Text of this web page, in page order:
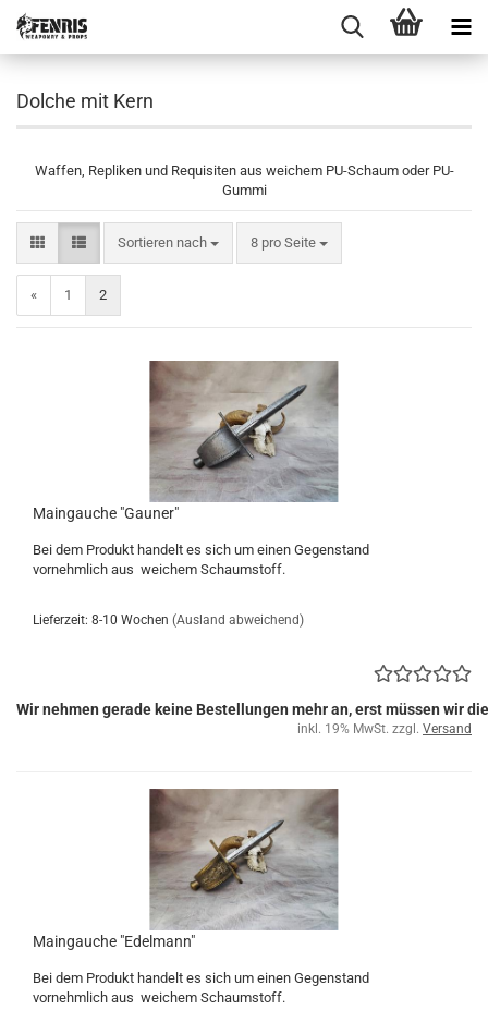
Dolche mit Kern
Waffen, Repliken und Requisiten aus weichem PU-Schaum oder PU-
Gummi
Sortieren nach
Sortieren nach 8 pro Seite
pro Seite
« 1 2
Maingauche "Gauner"
Bei dem Produkt handelt es sich um einen Gegenstand
vornehmlich aus weichem Schaumstoff.
Lieferzeit: 8-10 Wochen (Ausland abweichend)
Wir nehmen gerade keine Bestellungen mehr an, erst müssen wir
inkl. 19% MwSt. zzgl. Versand
Maingauche "Edelmann"
Bei dem Produkt handelt es sich um einen Gegenstand
vornehmlich aus weichem Schaumstoff.